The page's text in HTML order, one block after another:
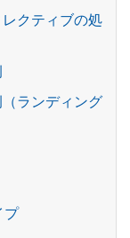
クティブの処
ランディング
プ